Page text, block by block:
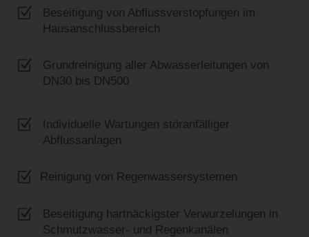
Z
Beseitigung von Abflussverstopfungen im
Hausanschlussbereich
Z
Grundreinigung aller Abwasserleitungen von
DN30 bis DN500
Z
Individuelle Wartungen störanfälliger
Abflussanlagen
Z Reinigung von Regenwassersystemen
Z
Beseitigung hartnäckigster Verwurzelungen in
Schmutzwasser- und Regenkanälen